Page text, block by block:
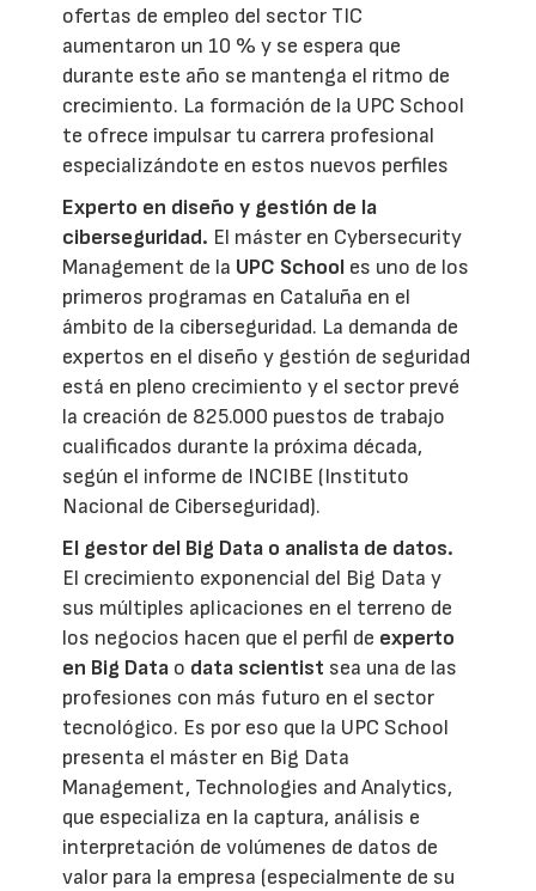
ofertas de empleo del sector TIC
aumentaron un 10 % y se espera que
durante este año se mantenga el ritmo de
crecimiento. La formación de la UPC School
te ofrece impulsar tu carrera profesional
especializándote en estos nuevos perfiles
Experto en diseño y gestión de la
ciberseguridad. El máster en Cybersecurity
Management de la UPC School es uno de los
primeros programas en Cataluña en el
ámbito de la ciberseguridad. La demanda de
expertos en el diseño y gestión de seguridad
está en pleno crecimiento y el sector prevé
la creación de 825.000 puestos de trabajo
cualificados durante la próxima década,
según el informe de INCIBE (Instituto
Nacional de Ciberseguridad).
El gestor del Big Data o analista de datos.
El crecimiento exponencial del Big Data y
sus múltiples aplicaciones en el terreno de
los negocios hacen que el perfil de experto
en Big Data o data scientist sea una de las
profesiones con más futuro en el sector
tecnológico. Es por eso que la UPC School
presenta el máster en Big Data
Management, Technologies and Analytics,
que especializa en la captura, análisis e
interpretación de volúmenes de datos de
valor para la empresa (especialmente de su